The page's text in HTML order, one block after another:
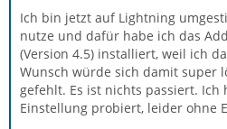
Ich bin jetzt auf Lightning
nutze und dafür habe ich das
(Version 4.5) installiert, weil ich
Wunsch würde sich damit super
gefehlt. Es ist nichts passiert. Ich
Einstellung probiert, leider ohne